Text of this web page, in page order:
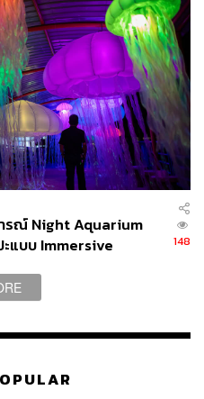
STANDARD ฟังว่า เขา
รกเมื่ออายุประมาณ 7 ขวบ
ต้นมาก ได้เห็นสัตว์ ต้นไม้
กสนุกกับสถานที่แบบนี้
ความทรงจำในวัยเด็กเมื่อ
ที่ยวกันแบบนี้เหมือนกัน
ย้ายไปยังสถานที่ใหม่ แต่สัตว์
รณ์ Night Aquarium
แบบ Immersive
148